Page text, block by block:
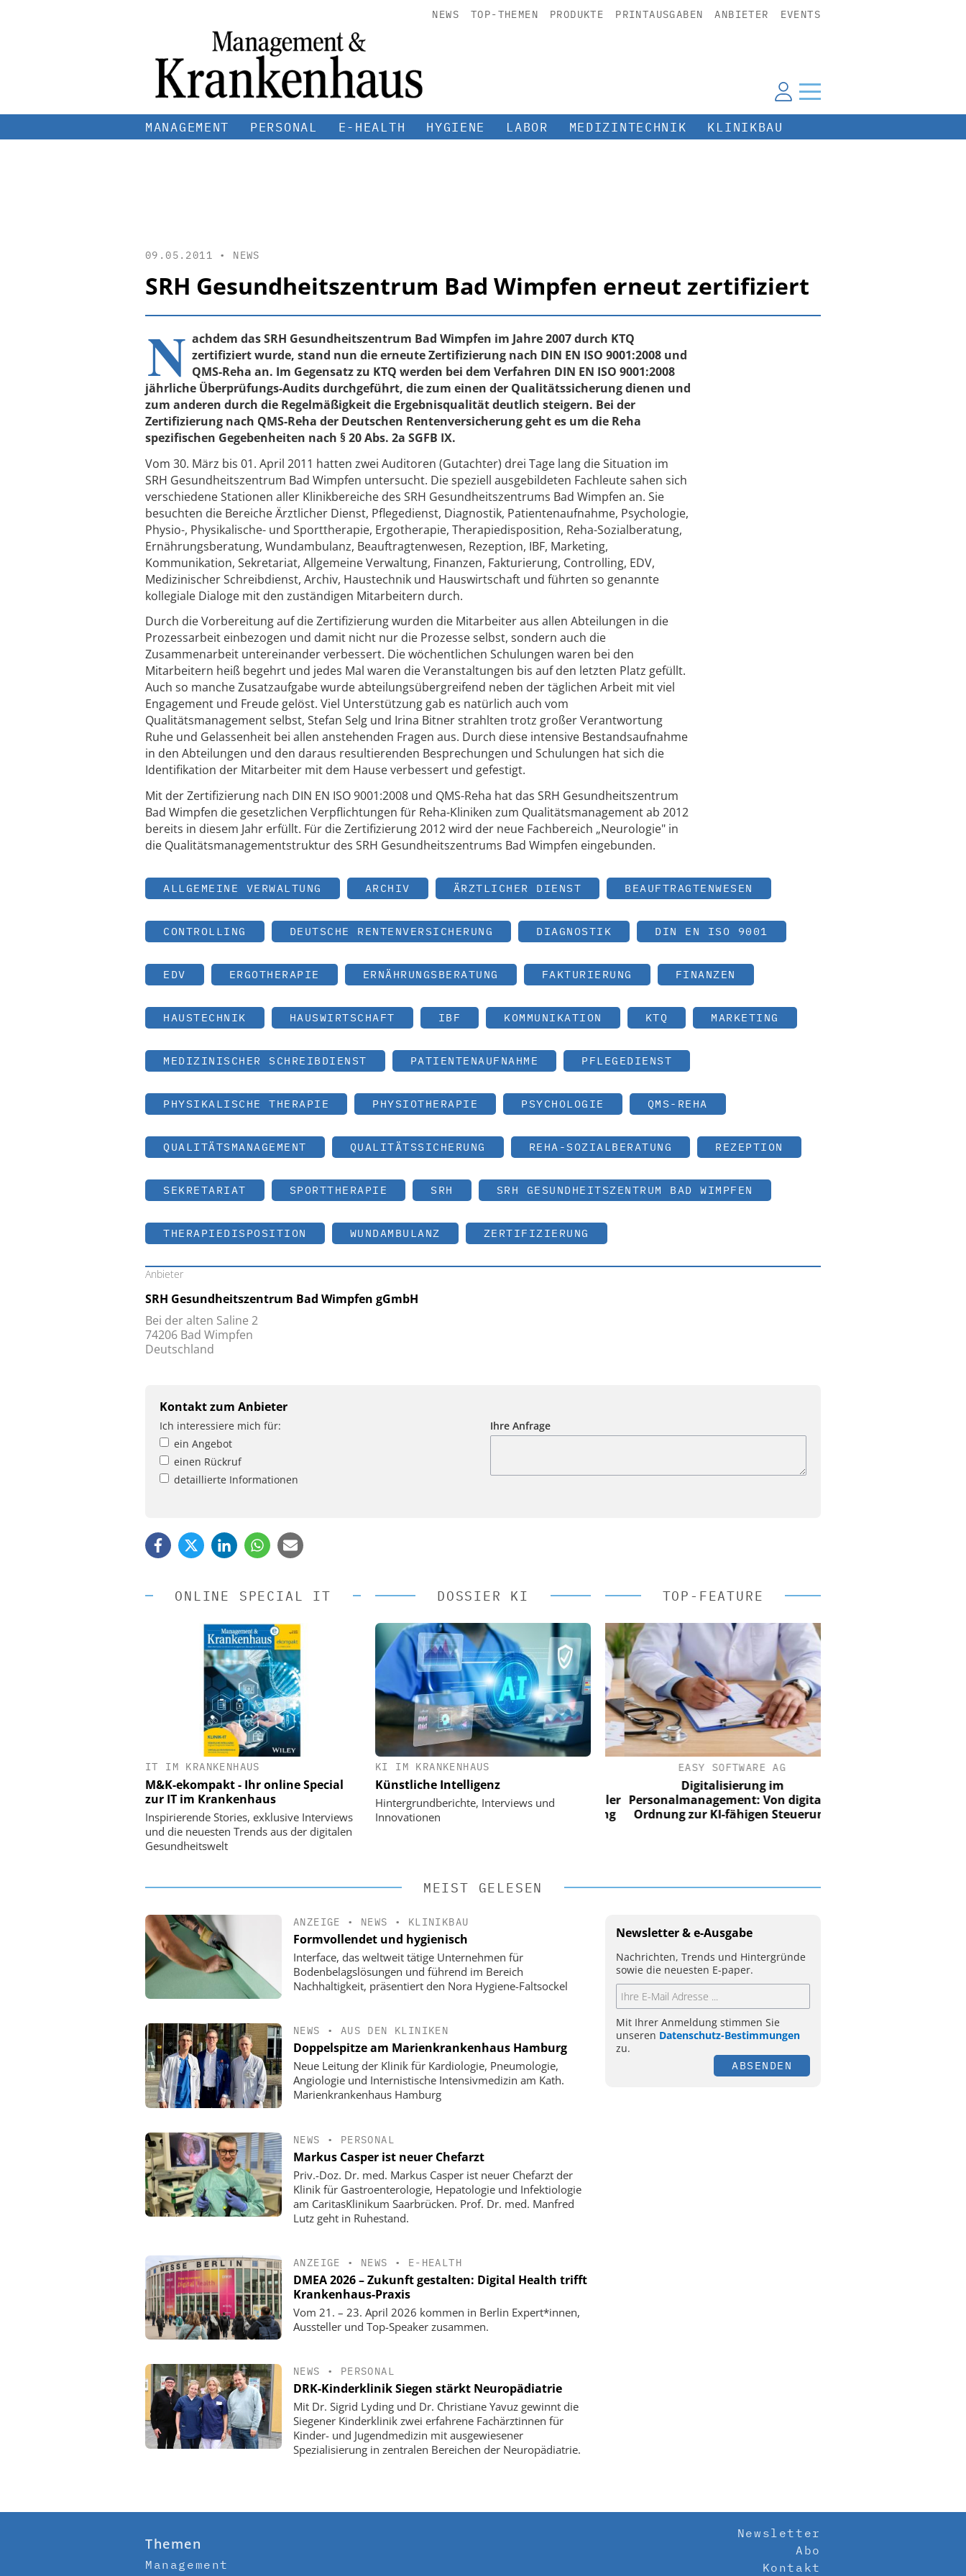
NEWS TOP-THEMEN PRODUKTE PRINTAUSGABEN ANBIETER EVENTS
MANAGEMENT PERSONAL E-HEALTH HYGIENE LABOR MEDIZINTECHNIK KLINIKBAU
09.05.2011 • NEWS
SRH Gesundheitszentrum Bad Wimpfen erneut zertifiziert
N achdem das SRH Gesundheitszentrum Bad Wimpfen im Jahre 2007 durch KTQ
zertifiziert wurde, stand nun die erneute Zertifizierung nach DIN EN ISO 9001:2008 und
QMS-Reha an. Im Gegensatz zu KTQ werden bei dem Verfahren DIN EN ISO 9001:2008
jährliche Überprüfungs-Audits durchgeführt, die zum einen der Qualitätssicherung dienen und
zum anderen durch die Regelmäßigkeit die Ergebnisqualität deutlich steigern. Bei der
Zertifizierung nach QMS-Reha der Deutschen Rentenversicherung geht es um die Reha
spezifischen Gegebenheiten nach § 20 Abs. 2a SGFB IX.
Vom 30. März bis 01. April 2011 hatten zwei Auditoren (Gutachter) drei Tage lang die Situation im
SRH Gesundheitszentrum Bad Wimpfen untersucht. Die speziell ausgebildeten Fachleute sahen sich
verschiedene Stationen aller Klinikbereiche des SRH Gesundheitszentrums Bad Wimpfen an. Sie
besuchten die Bereiche Ärztlicher Dienst, Pflegedienst, Diagnostik, Patientenaufnahme, Psychologie,
Physio-, Physikalische- und Sporttherapie, Ergotherapie, Therapiedisposition, Reha-Sozialberatung,
Ernährungsberatung, Wundambulanz, Beauftragtenwesen, Rezeption, IBF, Marketing,
Kommunikation, Sekretariat, Allgemeine Verwaltung, Finanzen, Fakturierung, Controlling, EDV,
Medizinischer Schreibdienst, Archiv, Haustechnik und Hauswirtschaft und führten so genannte
kollegiale Dialoge mit den zuständigen Mitarbeitern durch.
Durch die Vorbereitung auf die Zertifizierung wurden die Mitarbeiter aus allen Abteilungen in die
Prozessarbeit einbezogen und damit nicht nur die Prozesse selbst, sondern auch die
Zusammenarbeit untereinander verbessert. Die wöchentlichen Schulungen waren bei den
Mitarbeitern heiß begehrt und jedes Mal waren die Veranstaltungen bis auf den letzten Platz gefüllt.
Auch so manche Zusatzaufgabe wurde abteilungsübergreifend neben der täglichen Arbeit mit viel
Engagement und Freude gelöst. Viel Unterstützung gab es natürlich auch vom
Qualitätsmanagement selbst, Stefan Selg und Irina Bitner strahlten trotz großer Verantwortung
Ruhe und Gelassenheit bei allen anstehenden Fragen aus. Durch diese intensive Bestandsaufnahme
in den Abteilungen und den daraus resultierenden Besprechungen und Schulungen hat sich die
Identifikation der Mitarbeiter mit dem Hause verbessert und gefestigt.
Mit der Zertifizierung nach DIN EN ISO 9001:2008 und QMS-Reha hat das SRH Gesundheitszentrum
Bad Wimpfen die gesetzlichen Verpflichtungen für Reha-Kliniken zum Qualitätsmanagement ab 2012
bereits in diesem Jahr erfüllt. Für die Zertifizierung 2012 wird der neue Fachbereich „Neurologie" in
die Qualitätsmanagementstruktur des SRH Gesundheitszentrums Bad Wimpfen eingebunden.
ALLGEMEINE VERWALTUNG ARCHIV ÄRZTLICHER DIENST BEAUFTRAGTENWESEN
CONTROLLING DEUTSCHE RENTENVERSICHERUNG DIAGNOSTIK DIN EN ISO 9001
EDV ERGOTHERAPIE ERNÄHRUNGSBERATUNG FAKTURIERUNG FINANZEN
HAUSTECHNIK HAUSWIRTSCHAFT IBF KOMMUNIKATION KTQ MARKETING
MEDIZINISCHER SCHREIBDIENST PATIENTENAUFNAHME PFLEGEDIENST
PHYSIKALISCHE THERAPIE PHYSIOTHERAPIE PSYCHOLOGIE QMS-REHA
QUALITÄTSMANAGEMENT QUALITÄTSSICHERUNG REHA-SOZIALBERATUNG REZEPTION
SEKRETARIAT SPORTTHERAPIE SRH SRH GESUNDHEITSZENTRUM BAD WIMPFEN
THERAPIEDISPOSITION WUNDAMBULANZ ZERTIFIZIERUNG
Anbieter
SRH Gesundheitszentrum Bad Wimpfen gGmbH
Bei der alten Saline 2
74206 Bad Wimpfen
Deutschland
Kontakt zum Anbieter
Ich interessiere mich für:
ein Angebot
einen Rückruf
detaillierte Informationen
Ihre Anfrage
ONLINE SPECIAL IT
IT IM KRANKENHAUS
M&K-ekompakt - Ihr online Special
zur IT im Krankenhaus
Inspirierende Stories, exklusive Interviews
und die neuesten Trends aus der digitalen
Gesundheitswelt
DOSSIER KI
KI IM KRANKENHAUS
Künstliche Intelligenz
Hintergrundberichte, Interviews und
Innovationen
TOP-FEATURE
EASY SOFTWARE AG
Digitalisierung im
Personalmanagement: Von digitaler
Ordnung zur KI-fähigen Steuerung
EASY SOFTWARE AG
Digitalisierung im
Personalmanagement: Von digitaler
Ordnung zur KI-fähigen Steuerung
EASY SOFTWARE AG
Digitalisierung im
Personalmanagement: Von digitaler
Ordnung zur KI-fähigen Steuerung
MEIST GELESEN
ANZEIGE • NEWS • KLINIKBAU
Formvollendet und hygienisch
Interface, das weltweit tätige Unternehmen für
Bodenbelagslösungen und führend im Bereich
Nachhaltigkeit, präsentiert den Nora Hygiene-Faltsockel
NEWS • AUS DEN KLINIKEN
Doppelspitze am Marienkrankenhaus Hamburg
Neue Leitung der Klinik für Kardiologie, Pneumologie,
Angiologie und Internistische Intensivmedizin am Kath.
Marienkrankenhaus Hamburg
NEWS • PERSONAL
Markus Casper ist neuer Chefarzt
Priv.-Doz. Dr. med. Markus Casper ist neuer Chefarzt der
Klinik für Gastroenterologie, Hepatologie und Infektiologie
am CaritasKlinikum Saarbrücken. Prof. Dr. med. Manfred
Lutz geht in Ruhestand.
ANZEIGE • NEWS • E-HEALTH
DMEA 2026 – Zukunft gestalten: Digital Health trifft
Krankenhaus-Praxis
Vom 21. – 23. April 2026 kommen in Berlin Expert*innen,
Aussteller und Top-Speaker zusammen.
NEWS • PERSONAL
DRK-Kinderklinik Siegen stärkt Neuropädiatrie
Mit Dr. Sigrid Lyding und Dr. Christiane Yavuz gewinnt die
Siegener Kinderklinik zwei erfahrene Fachärztinnen für
Kinder- und Jugendmedizin mit ausgewiesener
Spezialisierung in zentralen Bereichen der Neuropädiatrie.
Newsletter & e-Ausgabe
Nachrichten, Trends und Hintergründe
sowie die neuesten E-paper.
Mit Ihrer Anmeldung stimmen Sie
unseren Datenschutz-Bestimmungen
zu.
ABSENDEN
Themen
Management
Newsletter
Abo
Kontakt